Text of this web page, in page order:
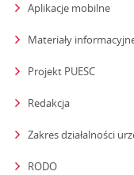
Aplikacje mobilne
Materiały
Projekt PUESC
Redakcja
Zakres działalności
RODO